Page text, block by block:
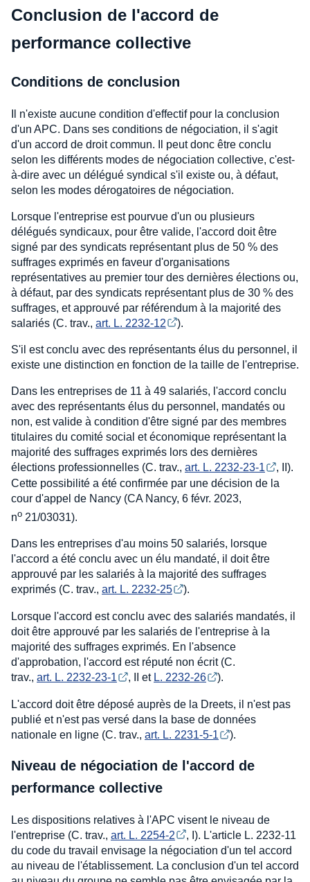
Conclusion de l'accord de
performance collective
Conditions de conclusion
Il n'existe aucune condition d'effectif pour la conclusion
d'un APC. Dans ses conditions de négociation, il s'agit
d'un accord de droit commun. Il peut donc être conclu
selon les différents modes de négociation collective, c'est-
à-dire avec un délégué syndical s'il existe ou, à défaut,
selon les modes dérogatoires de négociation.
Lorsque l'entreprise est pourvue d'un ou plusieurs
délégués syndicaux, pour être valide, l'accord doit être
signé par des syndicats représentant plus de 50 % des
suffrages exprimés en faveur d'organisations
représentatives au premier tour des dernières élections ou,
à défaut, par des syndicats représentant plus de 30 % des
suffrages, et approuvé par référendum à la majorité des
salariés (C. trav., art. L. 2232-12 ).
S'il est conclu avec des représentants élus du personnel, il
existe une distinction en fonction de la taille de l'entreprise.
Dans les entreprises de 11 à 49 salariés, l'accord conclu
avec des représentants élus du personnel, mandatés ou
non, est valide à condition d'être signé par des membres
titulaires du comité social et économique représentant la
majorité des suffrages exprimés lors des dernières
élections professionnelles (C. trav., art. L. 2232-23-1
, II).
Cette possibilité a été confirmée par une décision de la
cour d'appel de Nancy (CA Nancy, 6 févr. 2023,
no 21/03031).
Dans les entreprises d'au moins 50 salariés, lorsque
l'accord a été conclu avec un élu mandaté, il doit être
approuvé par les salariés à la majorité des suffrages
exprimés (C. trav., art. L. 2232-25 ).
Lorsque l'accord est conclu avec des salariés mandatés, il
doit être approuvé par les salariés de l'entreprise à la
majorité des suffrages exprimés. En l'absence
d'approbation, l'accord est réputé non écrit (C.
trav., art. L. 2232-23-1 , II et L. 2232-26 ).
L'accord doit être déposé auprès de la Dreets, il n'est pas
publié et n'est pas versé dans la base de données
nationale en ligne (C. trav., art. L. 2231-5-1 ).
Niveau de négociation de l'accord de
performance collective
Les dispositions relatives à l'APC visent le niveau de
l'entreprise (C. trav., art. L. 2254-2
, I). L'article L. 2232-11
du code du travail envisage la négociation d'un tel accord
au niveau de l'établissement. La conclusion d'un tel accord